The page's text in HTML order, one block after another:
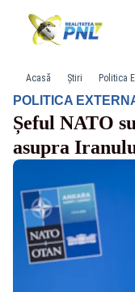
Acasă Știri Politica
POLITICA
Șeful NATO
asupra